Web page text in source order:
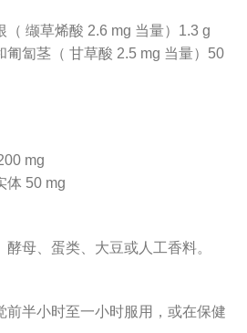
缬草烯酸 2.6 mg 当量）1.3 g
匐茎（ 甘草酸 2.5 mg 当量）50
mg
50 mg
母、蛋类、大豆或人工香料。
半小时至一小时服用，或在保健